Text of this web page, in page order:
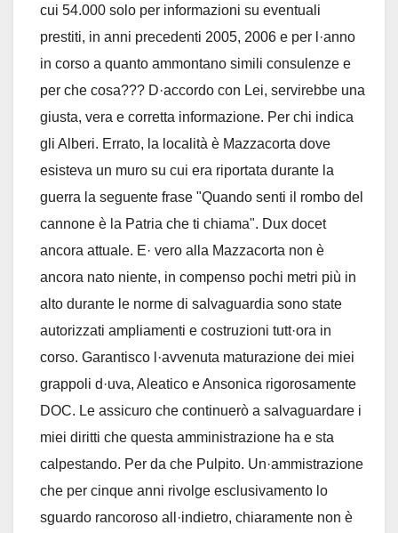
cui 54.000 solo per informazioni su eventuali
prestiti, in anni precedenti 2005, 2006 e per l·anno
in corso a quanto ammontano simili consulenze e
per che cosa??? D·accordo con Lei, servirebbe una
giusta, vera e corretta informazione. Per chi indica
gli Alberi. Errato, la località è Mazzacorta dove
esisteva un muro su cui era riportata durante la
guerra la seguente frase "Quando senti il rombo del
cannone è la Patria che ti chiama". Dux docet
ancora attuale. E· vero alla Mazzacorta non è
ancora nato niente, in compenso pochi metri più in
alto durante le norme di salvaguardia sono state
autorizzati ampliamenti e costruzioni tutt·ora in
corso. Garantisco l·avvenuta maturazione dei miei
grappoli d·uva, Aleatico e Ansonica rigorosamente
DOC. Le assicuro che continuerò a salvaguardare i
miei diritti che questa amministrazione ha e sta
calpestando. Per da che Pulpito. Un·ammistrazione
che per cinque anni rivolge esclusivamento lo
sguardo rancoroso all·indietro, chiaramente non è